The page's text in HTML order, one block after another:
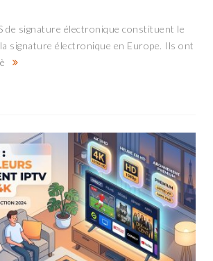
de signature électronique constituent le
signature électronique en Europe. Ils ont